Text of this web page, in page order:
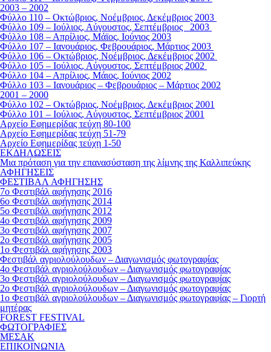
2003 – 2002
Φύλλο 110 – Οκτώβριος, Νοέμβριος, Δεκέμβριος 2003
Φύλλο 109 – Ιούλιος, Αύγουστος, Σεπτέμβριος 2003
Φύλλο 108 – Απρίλιος, Μάϊος, Ιούνιος 2003
Φύλλο 107 – Ιανουάριος, Φεβρουάριος, Μάρτιος 2003
Φύλλο 106 – Οκτώβριος, Νοέμβριος, Δεκέμβριος 2002
Φύλλο 105 – Ιούλιος, Αύγουστος, Σεπτέμβριος 2002
Φύλλο 104 – Απρίλιος, Μάιος, Ιούνιος 2002
Φύλλο 103 – Ιανουάριος – Φεβρουάριος – Μάρτιος 2002
2001 – 2000
Φύλλο 102 – Οκτώβριος, Νοέμβριος, Δεκέμβριος 2001
Φύλλο 101 – Ιούλιος, Αύγουστος, Σεπτέμβριος 2001
Αρχείο Εφημερίδας τεύχη 80-100
Αρχείο Εφημερίδας τεύχη 51-79
Αρχείο Εφημερίδας τεύχη 1-50
ΕΚΔΗΛΩΣΕΙΣ
Μια πρόταση για την επανασύσταση της λίμνης της Καλλιπεύκης
ΑΦΗΓΗΣΕΙΣ
ΦΕΣΤΙΒΑΛ ΑΦΗΓΗΣΗΣ
7ο Φεστιβάλ αφήγησης 2016
6ο Φεστιβάλ αφήγησης 2014
5ο Φεστιβάλ αφήγησης 2012
4ο Φεστιβάλ αφήγησης 2009
3ο Φεστιβάλ αφήγησης 2007
2ο Φεστιβάλ αφήγησης 2005
1ο Φεστιβάλ αφήγησης 2003
Φεστιβάλ αγριολούλουδων – Διαγωνισμός φωτογραφίας
4ο Φεστιβάλ αγριολούλουδων – Διαγωνισμός φωτογραφίας
3ο Φεστιβάλ αγριολούλουδων – Διαγωνισμός φωτογραφίας
2ο Φεστιβάλ αγριολούλουδων – Διαγωνισμός φωτογραφίας
1ο Φεστιβάλ αγριολούλουδων – Διαγωνισμός φωτογραφίας – Γιορτή
μητέρας
FOREST FESTIVAL
ΦΩΤΟΓΡΑΦΙΕΣ
ΜΕΣΑΚ
ΕΠΙΚΟΙΝΩΝΙΑ